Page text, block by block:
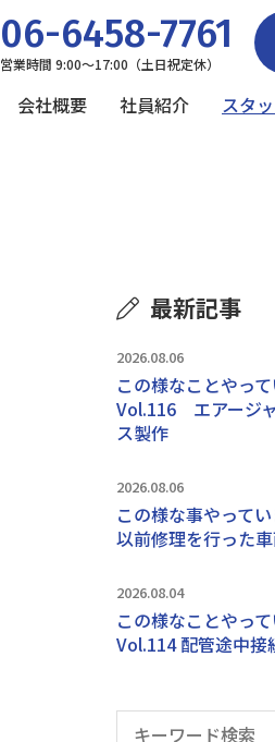
06-6458-7761
営業時間 9:00～17:00（土日祝定休）
会社概要 社員紹介 スタ
最新記事
2026.08.06
この様なことやっ
Vol.116 エアージ
ス製作
2026.08.06
この様な事やって
以前修理を行った
2026.08.04
この様なことやっ
Vol.114 配管途中接